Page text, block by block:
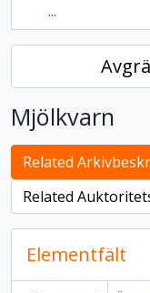
...
Mjölkvarn
Related
Related
Elementfält